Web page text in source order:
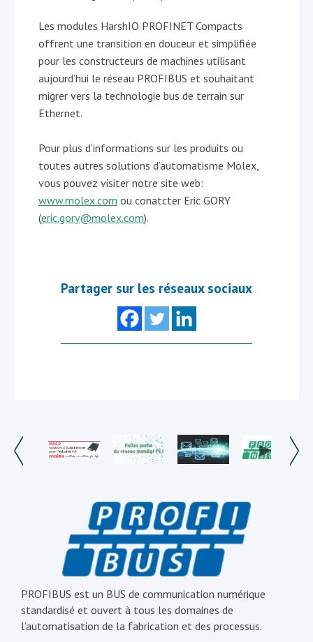
Les modules HarshIO PROFINET Compacts
offrent une transition en douceur et simplifiée
pour les constructeurs de machines utilisant
aujourd’hui le réseau PROFIBUS et souhaitant
migrer vers la technologie bus de terrain sur
Ethernet.
Pour plus d’informations sur les produits ou
toutes autres solutions d’automatisme Molex,
vous pouvez visiter notre site web:
www.molex.com ou conatcter Eric GORY
(eric.gory@molex.com).
Partager sur les réseaux sociaux
PROFIBUS est un BUS de communication numérique
standardisé et ouvert à tous les domaines de
l’automatisation de la fabrication et des processus.